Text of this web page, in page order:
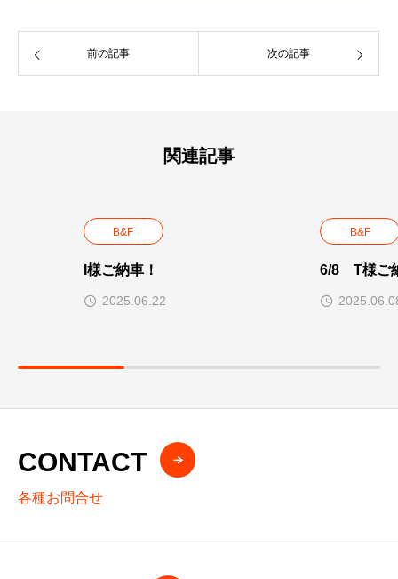
前の記事 次の記事
関連記事
B&F
I様ご納車！
2025.06.22
B&F
6/8 T様ご
CONTACT
各種お問合せ